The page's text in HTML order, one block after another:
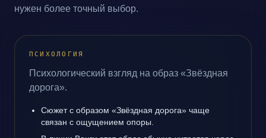
нужен более точный выбор.
ПСИХОЛОГИЯ
Психологический взгляд на образ «Звёздная
дорога».
Сюжет с образом «Звёздная дорога» чаще
связан с ощущением опоры.